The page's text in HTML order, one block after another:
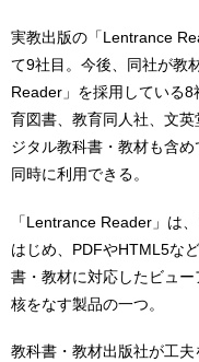
実教出版の「Lentrance
て9社目。今後、同社が教
Reader」を採用している
育図書、教育同人社、文
ジタル教科書・教材も含
同時に利用できる。
「Lentrance Reader」は
はじめ、PDFやHTML5な
書・教材に対応したビュ
核をなす製品の一つ。
教科書・教材出版社が工